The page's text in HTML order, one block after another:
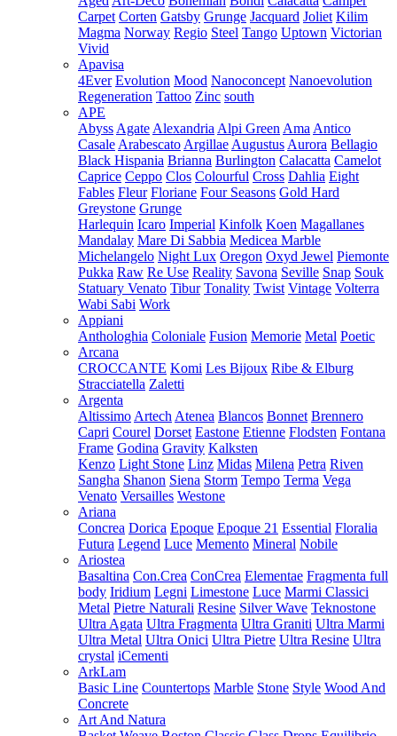
Carpet Corten Gatsby Grunge Jacquard Joliet Kilim
Magma Norway Regio Steel Tango Uptown Victorian
Vivid
Apavisa
4Ever Evolution Mood Nanoconcept Nanoevolution
Regeneration Tattoo Zinc south
APE
Abyss Agate Alexandria Alpi Green Ama Antico
Casale Arabescato Argillae Augustus Aurora Bellagio
Black Hispania Brianna Burlington Calacatta Camelot
Caprice Ceppo Clos Colourful Cross Dahlia Eight
Fables Fleur Floriane Four Seasons Gold Hard
Greystone Grunge
Harlequin Icaro Imperial Kinfolk Koen Magallanes
Mandalay Mare Di Sabbia Medicea Marble
Michelangelo Night Lux Oregon Oxyd Jewel Piemonte
Pukka Raw Re Use Reality Savona Seville Snap Souk
Statuary Venato Tibur Tonality Twist Vintage Volterra
Wabi Sabi Work
Appiani
Anthologhia Coloniale Fusion Memorie Metal Poetic
Arcana
CROCCANTE Komi Les Bijoux Ribe & Elburg
Stracciatella Zaletti
Argenta
Altissimo Artech Atenea Blancos Bonnet Brennero
Capri Courel Dorset Eastone Etienne Flodsten Fontana
Frame Godina Gravity Kalksten
Kenzo Light Stone Linz Midas Milena Petra Riven
Sangha Shanon Siena Storm Tempo Terma Vega
Venato Versailles Westone
Ariana
Concrea Dorica Epoque Epoque 21 Essential Floralia
Futura Legend Luce Memento Mineral Nobile
Ariostea
Basaltina Con.Crea ConCrea Elementae Fragmenta full
body Iridium Legni Limestone Luce Marmi Classici
Metal Pietre Naturali Resine Silver Wave Teknostone
Ultra Agata Ultra Fragmenta Ultra Graniti Ultra Marmi
Ultra Metal Ultra Onici Ultra Pietre Ultra Resine Ultra
crystal iCementi
ArkLam
Basic Line Countertops Marble Stone Style Wood And
Concrete
Art And Natura